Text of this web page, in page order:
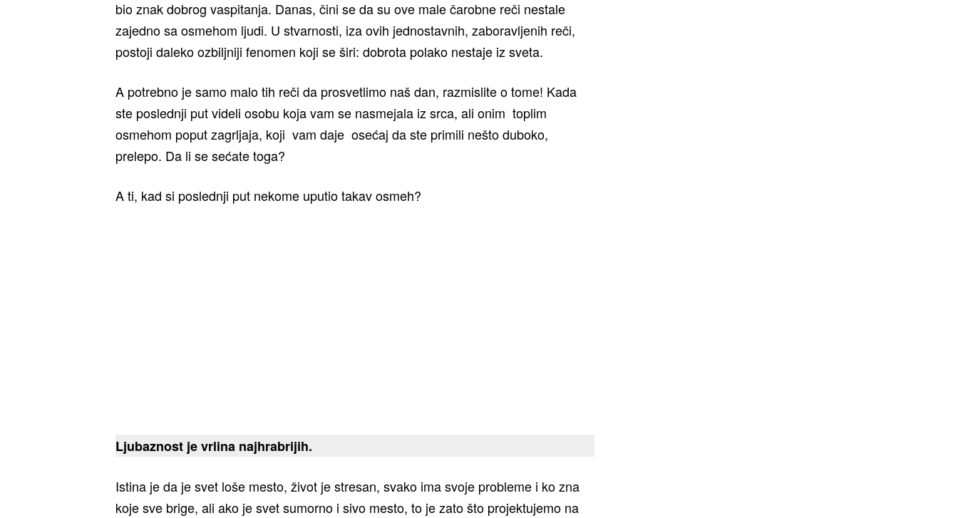
bio znak dobrog vaspitanja. Danas, čini se da su ove male čarobne reči nestale
zajedno sa osmehom ljudi. U stvarnosti, iza ovih jednostavnih, zaboravljenih reči,
postoji daleko ozbiljniji fenomen koji se širi: dobrota polako nestaje iz sveta.
A potrebno je samo malo tih reči da prosvetlimo naš dan, razmislite o tome! Kada
ste poslednji put videli osobu koja vam se nasmejala iz srca, ali onim toplim
osmehom poput zagrljaja, koji vam daje osećaj da ste primili nešto duboko,
prelepo. Da li se sećate toga?
A ti, kad si poslednji put nekome uputio takav osmeh?
Ljubaznost je vrlina najhrabrijih.
Istina je da je svet loše mesto, život je stresan, svako ima svoje probleme i ko zna
koje sve brige, ali ako je svet sumorno i sivo mesto, to je zato što projektujemo na